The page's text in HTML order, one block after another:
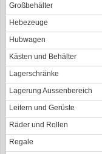
Großbehälter
Hebezeuge
Hubwagen
Kästen und Behälter
Lagerschränke
Lagerung Aussenbereich
Leitern und Gerüste
Räder und Rollen
Regale